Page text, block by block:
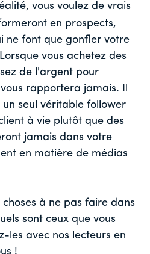
vous voulez de vrais
en prospects,
ne font que gonfler votre
vous achetez des
de l'argent pour
rapportera jamais. Il
seul véritable follower
à vie plutôt que des
jamais dans votre
en matière de médias
à ne pas faire dans
sont ceux que vous
les avec nos lecteurs en